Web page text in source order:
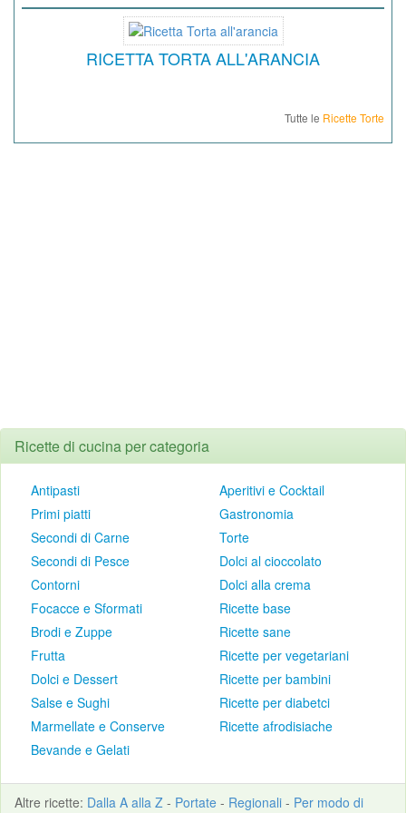
RICETTA TORTA ALL'ARANCIA
Tutte le Ricette Torte
Ricette di cucina per categoria
Antipasti
Primi piatti
Secondi di Carne
Secondi di Pesce
Contorni
Focacce e Sformati
Brodi e Zuppe
Frutta
Dolci e Dessert
Salse e Sughi
Marmellate e Conserve
Bevande e Gelati
Aperitivi e Cocktail
Gastronomia
Torte
Dolci al cioccolato
Dolci alla crema
Ricette base
Ricette sane
Ricette per vegetariani
Ricette per bambini
Ricette per diabetci
Ricette afrodisiache
Altre ricette: Dalla A alla Z - Portate - Regionali - Per modo di